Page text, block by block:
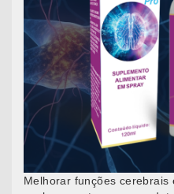
Melhorar funções cerebrais